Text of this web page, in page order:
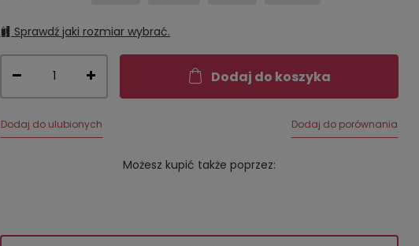
Sprawdź jaki rozmiar wybrać.
Dodaj do koszyka
Dodaj do ulubionych Dodaj do porównania
Możesz kupić także poprzez: